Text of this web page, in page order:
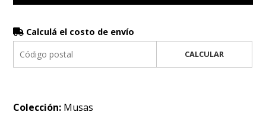
Calculá el costo de envío
CALCULAR
Colección: Musas